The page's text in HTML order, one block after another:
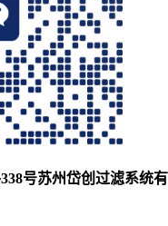
号苏州岱创过滤系统